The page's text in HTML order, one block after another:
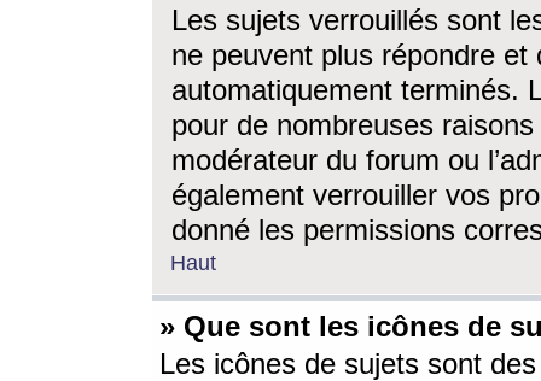
Les sujets verrouillés sont
ne peuvent plus répondre
automatiquement terminés.
pour de nombreuses
modérateur du forum ou
également verrouiller vos
donné les permissions
Haut
» Que sont les icônes de
Les icônes de sujets sont